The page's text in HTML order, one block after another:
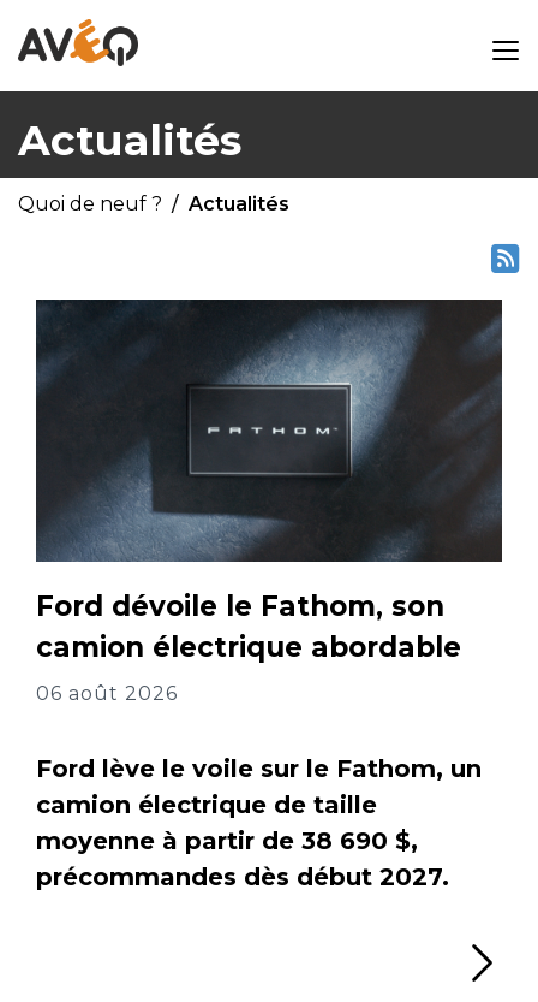
Actualités
Quoi de neuf ? Actualités
Ford dévoile le Fathom, son
camion électrique abordable
06 août 2026
Ford lève le voile sur le Fathom, un
camion électrique de taille
moyenne à partir de 38 690 $,
précommandes dès début 2027.